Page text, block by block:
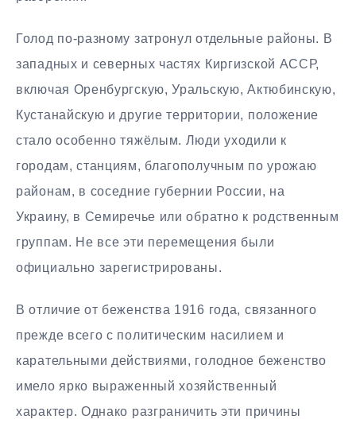
Голод по-разному затронул отдельные районы. В
западных и северных частях Киргизской АССР,
включая Оренбургскую, Уральскую, Актюбинскую,
Кустанайскую и другие территории, положение
стало особенно тяжёлым. Люди уходили к
городам, станциям, благополучным по урожаю
районам, в соседние губернии России, на
Украину, в Семиречье или обратно к родственным
группам. Не все эти перемещения были
официально зарегистрированы.
В отличие от беженства 1916 года, связанного
прежде всего с политическим насилием и
карательными действиями, голодное беженство
имело ярко выраженный хозяйственный
характер. Однако разграничить эти причины